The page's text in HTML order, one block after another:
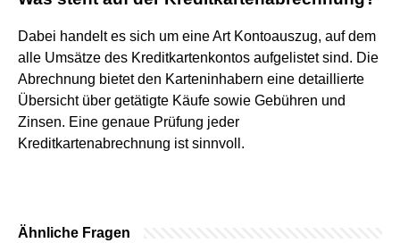
Dabei handelt es sich um eine Art Kontoauszug, auf dem
alle Umsätze des Kreditkartenkontos aufgelistet sind. Die
Abrechnung bietet den Karteninhabern eine detaillierte
Übersicht über getätigte Käufe sowie Gebühren und
Zinsen. Eine genaue Prüfung jeder
Kreditkartenabrechnung ist sinnvoll.
Ähnliche Fragen